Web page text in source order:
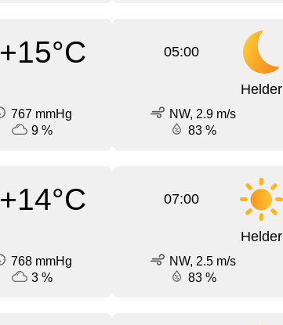
+15°C
767 mmHg
9 %
05:00
Helder
NW, 2.9 m/s
83 %
+14°C
768 mmHg
3 %
07:00
Helder
NW, 2.5 m/s
83 %